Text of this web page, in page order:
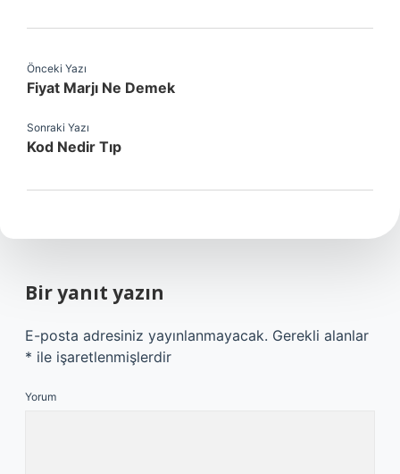
Önceki Yazı
Fiyat Marjı Ne Demek
Sonraki Yazı
Kod Nedir Tıp
Bir yanıt yazın
E-posta adresiniz yayınlanmayacak. Gerekli alanlar
* ile işaretlenmişlerdir
Yorum